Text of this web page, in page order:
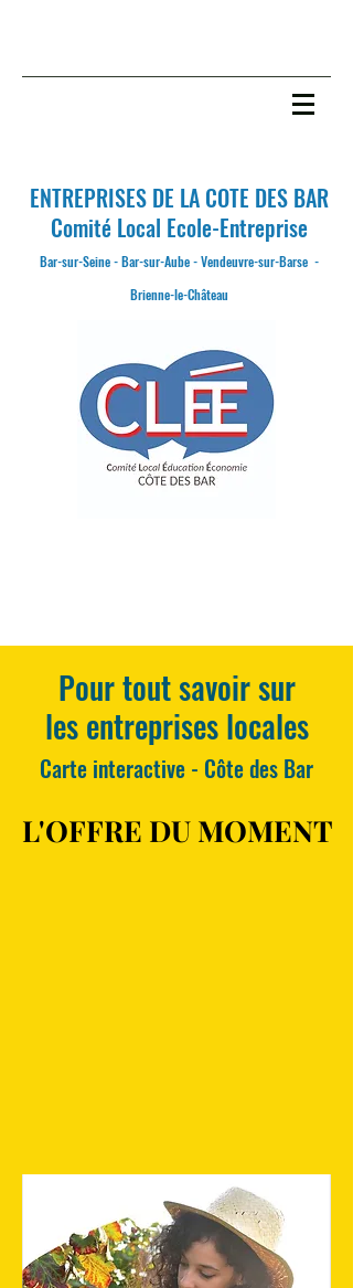
ENTREPRISES DE LA COTE DES BAR
Comité Local Ecole-Entreprise
Bar-sur-Seine - Bar-sur-Aube - Vendeuvre-sur-Barse -
Brienne-le-Château
Pour tout savoir sur
les entreprises locales
Carte interactive - Côte des Bar
L'OFFRE DU MOMENT
L'OFFRE DU MOMENT